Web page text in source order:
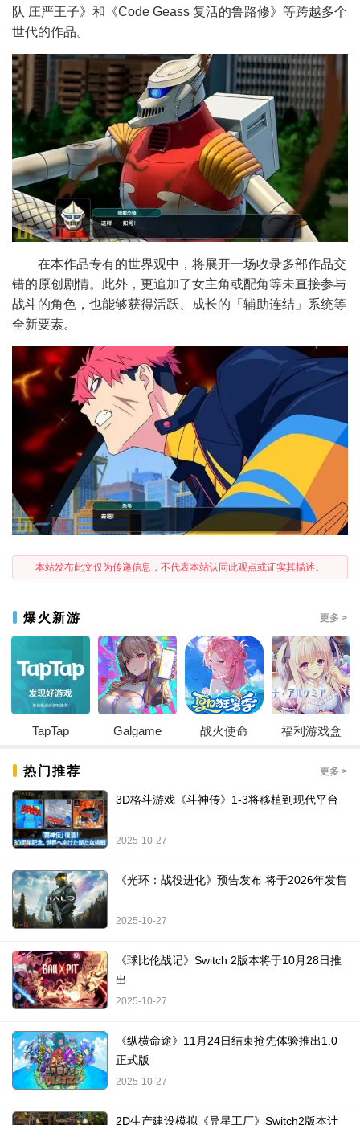
队 庄严王子》和《Code Geass 复活的鲁路修》等跨越多个
世代的作品。
在本作品专有的世界观中，将展开一场收录多部作品交
错的原创剧情。此外，更追加了女主角或配角等未直接参与
战斗的角色，也能够获得活跃、成长的「辅助连结」系统等
全新要素。
本站发布此文仅为传递信息，不代表本站认同此观点或证实其描述。
爆火新游 更多 >
TapTap Galgame 战火使命 福利游戏盒
热门推荐 更多 >
3D格斗游戏《斗神传》1-3将移植到现代平台
2025-10-27
《光环：战役进化》预告发布 将于2026年发售
2025-10-27
《球比伦战记》Switch 2版本将于10月28日推
出
2025-10-27
《纵横命途》11月24日结束抢先体验推出1.0
正式版
2025-10-27
2D生产建设模拟《异星工厂》Switch2版本计